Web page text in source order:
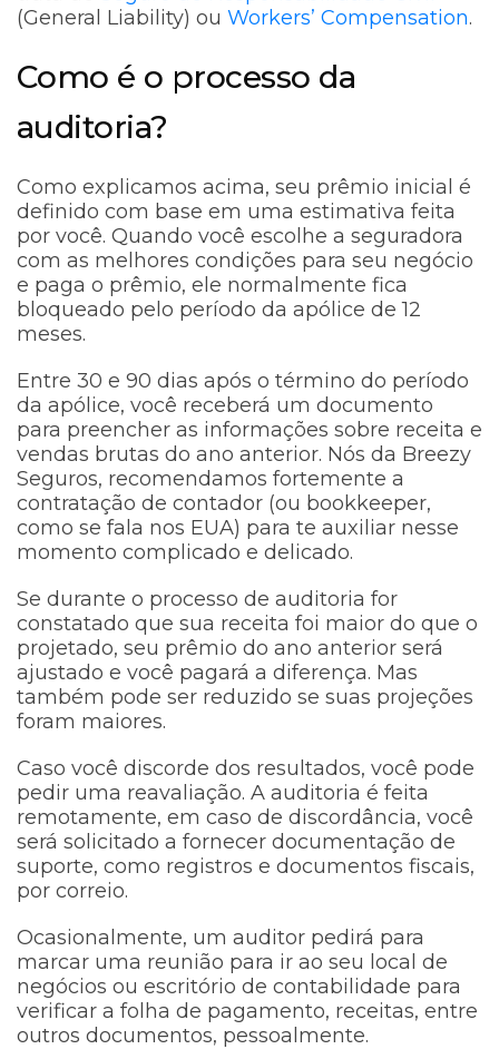
(General Liability) ou Workers’ Compensation.
Como é o processo da
auditoria?
Como explicamos acima, seu prêmio inicial é
definido com base em uma estimativa feita
por você. Quando você escolhe a seguradora
com as melhores condições para seu negócio
e paga o prêmio, ele normalmente fica
bloqueado pelo período da apólice de 12
meses.
Entre 30 e 90 dias após o término do período
da apólice, você receberá um documento
para preencher as informações sobre receita e
vendas brutas do ano anterior. Nós da Breezy
Seguros, recomendamos fortemente a
contratação de contador (ou bookkeeper,
como se fala nos EUA) para te auxiliar nesse
momento complicado e delicado.
Se durante o processo de auditoria for
constatado que sua receita foi maior do que o
projetado, seu prêmio do ano anterior será
ajustado e você pagará a diferença. Mas
também pode ser reduzido se suas projeções
foram maiores.
Caso você discorde dos resultados, você pode
pedir uma reavaliação. A auditoria é feita
remotamente, em caso de discordância, você
será solicitado a fornecer documentação de
suporte, como registros e documentos fiscais,
por correio.
Ocasionalmente, um auditor pedirá para
marcar uma reunião para ir ao seu local de
negócios ou escritório de contabilidade para
verificar a folha de pagamento, receitas, entre
outros documentos, pessoalmente.